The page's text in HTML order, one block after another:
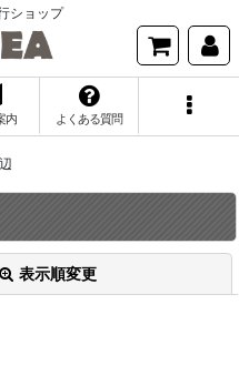
ショップ
内 よくある質問
表示順変更